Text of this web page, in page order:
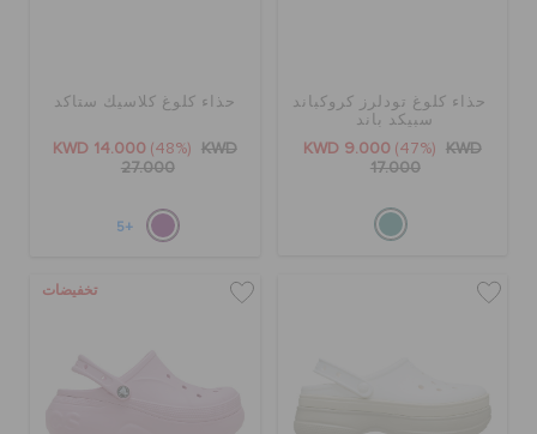
حذاء كلوغ تودلرز كروكباند
سبيكد باند
KWD 9.000 (47%)
KWD
17.000
حذاء كلوغ كلاسيك ستاكد
KWD 14.000 (48%)
KWD
27.000
+5
تخفيضات